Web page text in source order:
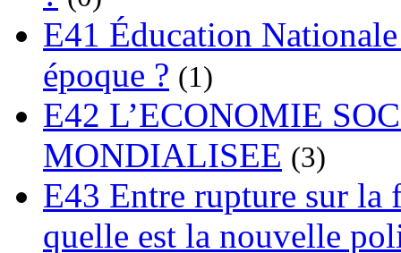
E41 Éducation
époque ? (1)
E42 L’ECONOMIE
MONDIALISEE (3)
E43 Entre rupture sur
quelle est la nouvelle